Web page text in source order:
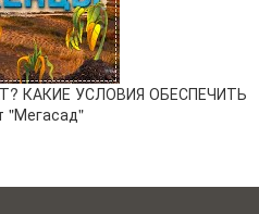
КАКИЕ УСЛОВИЯ ОБЕСПЕЧИТЬ
"Мегасад"